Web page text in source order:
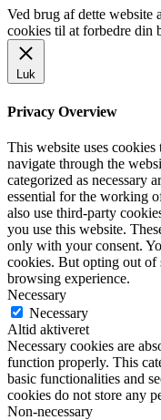
Ved brug af dette website
cookies til at forbedre din
Luk
Privacy Overview
This website uses
navigate through the
categorized as necessary
essential for the working
also use third-party
you use this website.
only with your consent.
cookies. But opting out of
browsing experience.
Necessary
Necessary
Altid aktiveret
Necessary cookies are
function properly. This
basic functionalities and
cookies do not store any
Non-necessary